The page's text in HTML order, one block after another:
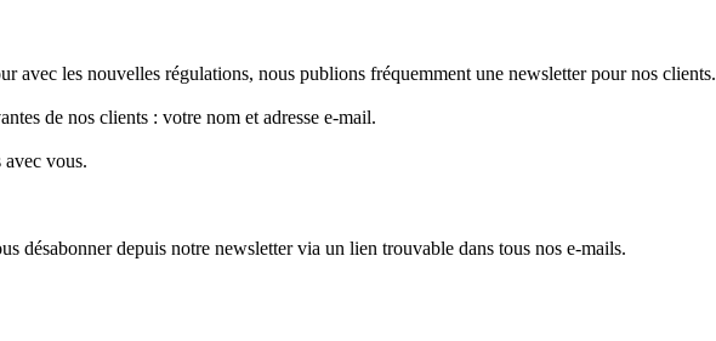
avec les nouvelles régulations, nous publions fréquemment une newsletter pour nos clients.
de nos clients : votre nom et adresse e-mail.
avec vous.
désabonner depuis notre newsletter via un lien trouvable dans tous nos e-mails.